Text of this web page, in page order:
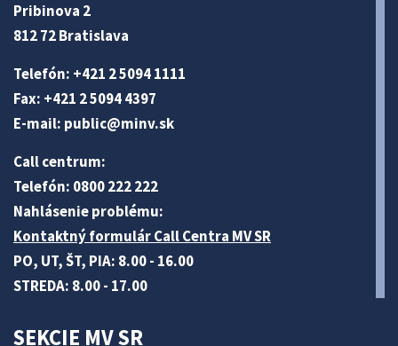
Pribinova 2
812 72 Bratislava
Telefón: +421 2 5094 1111
Fax: +421 2 5094 4397
E-mail: public@minv.sk
Call centrum:
Telefón: 0800 222 222
Nahlásenie problému:
Kontaktný formulár Call Centra MV SR
PO, UT, ŠT, PIA: 8.00 - 16.00
STREDA: 8.00 - 17.00
SEKCIE MV SR